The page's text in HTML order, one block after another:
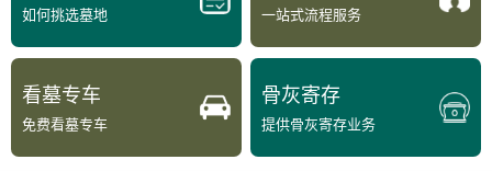
如何挑选墓地 一站式流程服务
看墓专车
免费看墓专车
骨灰寄存
提供骨灰寄存业务